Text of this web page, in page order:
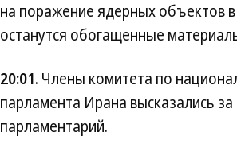
на поражение ядерных объектов
останутся обогащенные
20:01. Члены комитета по
парламента Ирана высказались
парламентарий.